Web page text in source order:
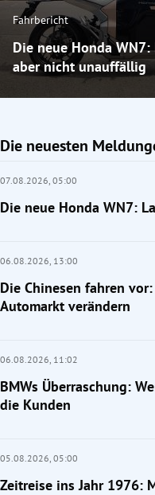
Fahrbericht
Die neue Honda WN7:
aber nicht unauffällig
Die neuesten
07.08.2026, 05:00
Die neue Honda WN7:
06.08.2026, 13:00
Die Chinesen fahren
Automarkt verändern
06.08.2026, 11:02
BMWs Überraschung:
die Kunden
05.08.2026, 05:00
Zeitreise ins Jahr 1976: